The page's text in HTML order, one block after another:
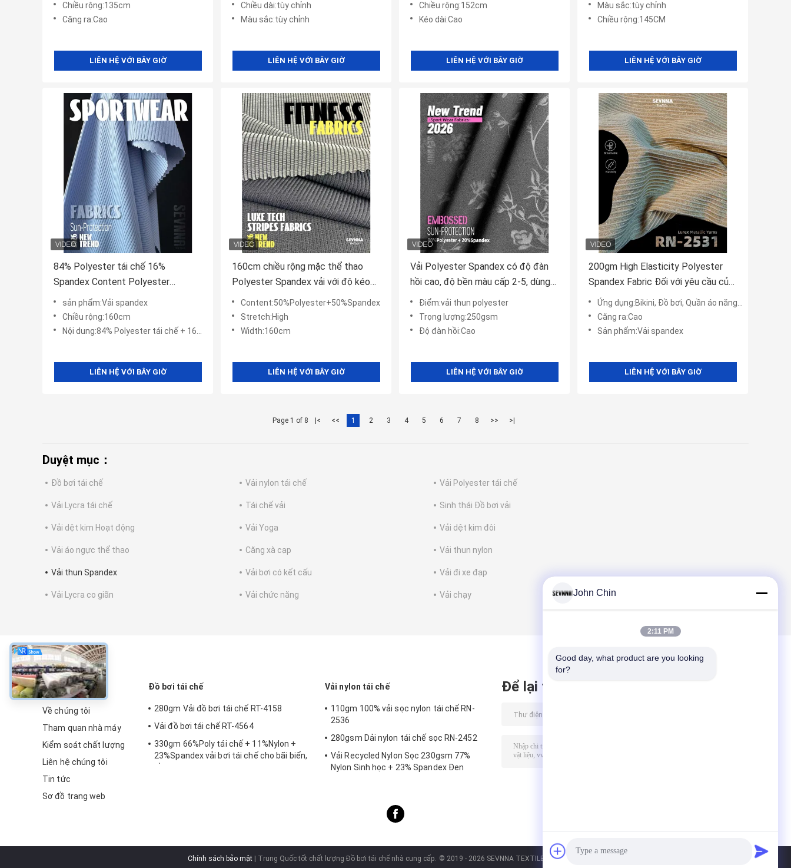
Chiều rộng:135cm
Căng ra:Cao
LIÊN HỆ VỚI BÂY GIỜ
Chiều dài:tùy chỉnh
Màu sắc:tùy chỉnh
LIÊN HỆ VỚI BÂY GIỜ
Chiều rộng:152cm
Kéo dài:Cao
LIÊN HỆ VỚI BÂY GIỜ
Màu sắc:tùy chỉnh
Chiều rộng:145CM
LIÊN HỆ VỚI BÂY GIỜ
84% Polyester tái chế 16%
Spandex Content Polyester
Spandex Fabric Màu sắc tùy chỉnh
cho nhu cầu của bạn
sản phẩm:Vải spandex
Chiều rộng:160cm
Nội dung:84% Polyester tái chế + 16% Spandex
LIÊN HỆ VỚI BÂY GIỜ
160cm chiều rộng mặc thể thao
Polyester Spandex vải với độ kéo
dài cao
Content:50%Polyester+50%Spandex
Stretch:High
Width:160cm
LIÊN HỆ VỚI BÂY GIỜ
Vải Polyester Spandex có độ đàn
hồi cao, độ bền màu cấp 2-5, dùng
cho đồ thể thao thoải mái
Điểm:vải thun polyester
Trọng lượng:250gsm
Độ đàn hồi:Cao
LIÊN HỆ VỚI BÂY GIỜ
200gm High Elasticity Polyester
Spandex Fabric Đối với yêu cầu của
khách hàng
Ứng dụng:Bikini, Đồ bơi, Quần áo năng động, v.v.
Căng ra:Cao
Sản phẩm:Vải spandex
LIÊN HỆ VỚI BÂY GIỜ
Page 1 of 8 |< << 1 2 3 4 5 6 7 8 >> >|
Duyệt mục：
Đồ bơi tái chế Vải nylon tái chế Vải Polyester tái chế
Vải Lycra tái chế Tái chế vải Sinh thái Đồ bơi vải
Vải dệt kim Hoạt động Vải Yoga Vải dệt kim đôi
Vải áo ngực thể thao Căng xà cạp Vải thun nylon
Vải thun Spandex Vải bơi có kết cấu Vải đi xe đạp
Vải Lycra co giãn Vải chức năng Vải chạy
về
Về chúng tôi
Tham quan nhà máy
Kiểm soát chất lượng
Liên hệ chúng tôi
Tin tức
Sơ đồ trang web
Đồ bơi tái chế
280gm Vải đồ bơi tái chế RT-4158
Vải đồ bơi tái chế RT-4564
330gm 66%Poly tái chế + 11%Nylon +
23%Spandex vải bơi tái chế cho bãi biển,
Vải nylon tái chế
110gm 100% vải sọc nylon tái chế RN-
2536
280gsm Dải nylon tái chế sọc RN-2452
Vải Recycled Nylon Sọc 230gsm 77%
Nylon Sinh học + 23% Spandex Đen
Để lại tin nhắn
Chính sách bảo mật | Trung Quốc tốt chất lượng Đồ bơi tái chế nhà cung cấp. © 2019 - 2026 SEVNNA TEXTILE. All Rights Reserved.
John Chin
2:11 PM
Good day, what product are you looking
for?